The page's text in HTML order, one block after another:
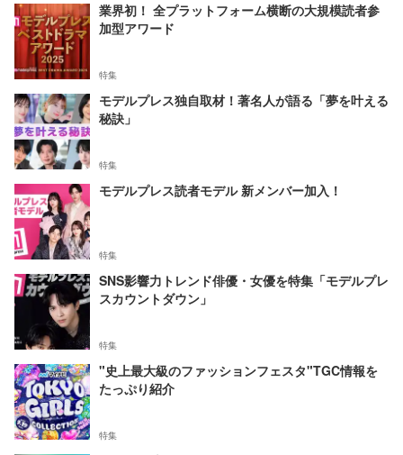
業界初！ 全プラットフォーム横断の大規模読者参
加型アワード
特集
モデルプレス独自取材！著名人が語る「夢を叶える
秘訣」
特集
モデルプレス読者モデル 新メンバー加入！
特集
SNS影響力トレンド俳優・女優を特集「モデルプレ
スカウントダウン」
特集
"史上最大級のファッションフェスタ"TGC情報を
たっぷり紹介
特集